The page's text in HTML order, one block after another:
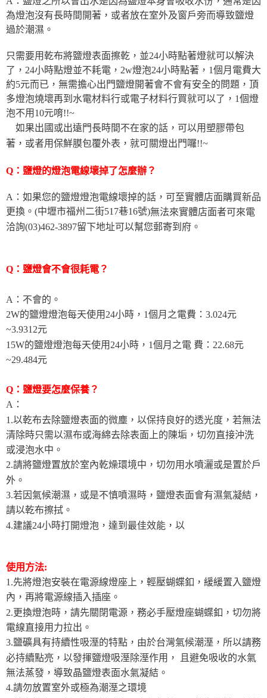
為燈泡沒有長時間開著，或者放在室外及窗戶旁而導致鹽燈
過於潮濕。
只需要用乾布將鹽燈表面擦乾，並24小時點著燈就可以解決
了，24小時點燈並不耗電，2w燈泡24小時點著，1個月電費大
約5元而已，無需擔心出門鹽燈開著會不會有安全的問題，頂
多燈泡燒壞再到水電材料行或電子材料行買就可以了，1個燈
泡不用10元唷!!~
如果出國或出遠門長時間不在家的話，可以用塑膠帶包
著，或者用保鮮膜包覆外表，就可關燈出門囉!!~
Q：鹽燈的燈泡電線壞掉了怎麼辦？
A：如果您的鹽燈燈泡電線壞掉的話，可至實體店面購買新品
更換。(中壢市福州二街517巷16號)無法來實體店面者可來電
洽詢(03)462-3897留下地址可以幫您郵寄到府。
Q：鹽燈會不會很耗電？
A：不會的。
2W的鹽燈燈泡每天使用24小時，1個月之電費：3.024元
~3.9312元
15W的鹽燈燈泡每天使用24小時，1個月之電 費：22.68元
~29.484元
Q：鹽燈要怎麼保養？
A：
1.以乾布去除鹽燈表面的微塵，以保持良好的透光度，若無法
清除時只需以濕布或海綿去除表面上的陳垢，切勿直接沖洗
或浸泡水中。
2.請將鹽燈置放於室內乾燥環境中，切勿用水噴灑或是置於戶
外。
3.若因氣候潮濕，或是不慎噴濕時，鹽燈表面會有濕氣凝結，
請以乾布擦拭。
4.建議24小時打開燈泡，達到最佳效能，以
使用方法:
1.先將燈泡安裝在電源線燈座上，輕壓蝴蝶釦，緩緩置入鹽燈
內，再將電源線插入插座。
2.更換燈泡時，請先關閉電源，務必手壓燈座蝴蝶釦，切勿將
電線直接用力拉出。
3.鹽礦具有持續性吸溼的特點，由於台灣氣候潮溼，所以請務
必持續點亮，以發揮鹽燈吸溼除溼作用， 且避免吸收的水氣
無法蒸發，導致晶鹽燈表面水氣凝結。
4.請勿放置室外或極為潮溼之環境